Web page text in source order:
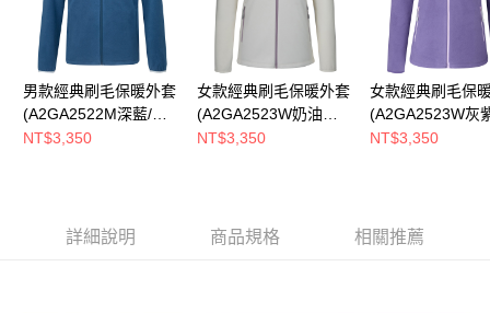
買賣價金債權讓與本公司後，依約使用本公司帳單繳交帳款。
2.基於同意付款使用「大哥付你分期」之契約關係目的，商店將以您的個人
資料（包含姓名、電話或地址）提供予台灣大哥大進項蒐集、處理及利用，
由本公司與您本人進行分期帳單所需資料之確認、核對及更正。
3.完整用戶服務條款，請詳閱以下連結：https://oppay.tw/userRule
宅配貨到付款
每筆NT$130，滿NT$2,000(含以上)免運費
男款經典刷毛保暖外套
(A2GA2522M深藍/刷
毛外套/素面百搭款/親
NT$3,350
女款經典刷毛保暖外套
(A2GA2523W奶油白/
刷毛外套/素面百搭款/
NT$3,350
女款經典刷毛保
(A2GA2523W灰
毛外套/素面百搭
NT$3,350
詳細說明 商品規格 相關推薦